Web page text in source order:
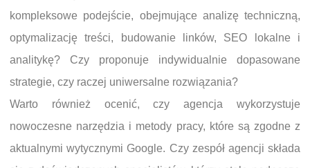
kompleksowe podejście, obejmujące analizę techniczną,
optymalizację treści, budowanie linków, SEO lokalne i
analitykę? Czy proponuje indywidualnie dopasowane
strategie, czy raczej uniwersalne rozwiązania?
Warto również ocenić, czy agencja wykorzystuje
nowoczesne narzędzia i metody pracy, które są zgodne z
aktualnymi wytycznymi Google. Czy zespół agencji składa